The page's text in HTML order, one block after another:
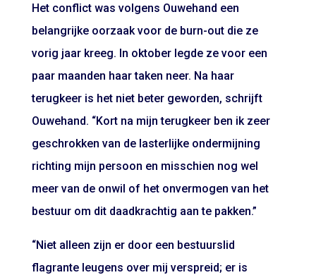
Het conflict was volgens Ouwehand een
belangrijke oorzaak voor de burn-out die ze
vorig jaar kreeg. In oktober legde ze voor een
paar maanden haar taken neer. Na haar
terugkeer is het niet beter geworden, schrijft
Ouwehand. “Kort na mijn terugkeer ben ik zeer
geschrokken van de lasterlijke ondermijning
richting mijn persoon en misschien nog wel
meer van de onwil of het onvermogen van het
bestuur om dit daadkrachtig aan te pakken.”
“Niet alleen zijn er door een bestuurslid
flagrante leugens over mij verspreid; er is